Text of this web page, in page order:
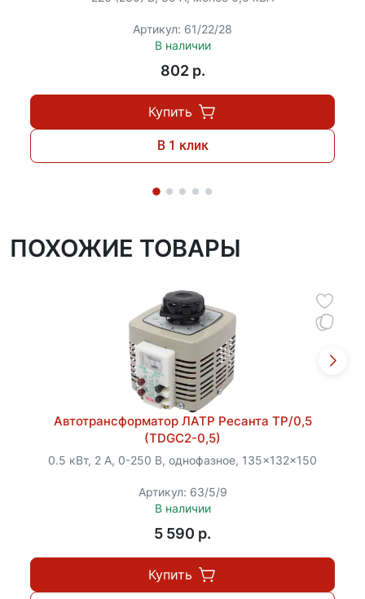
Артикул: 61/22/28
В наличии
802 p.
Купить
В 1 клик
ПОХОЖИЕ ТОВАРЫ
Автотрансформатор ЛАТР Ресанта ТР/0,5
(TDGC2-0,5)
0.5 кВт, 2 А, 0-250 В, однофазное, 135x132x150
Артикул: 63/5/9
В наличии
5 590 p.
Купить